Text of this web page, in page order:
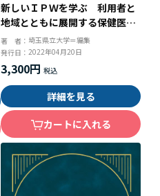
新しいＩＰＷを学ぶ 利用者と
地域とともに展開する保健医療
福祉連携
著 者： 埼玉県立大学＝編集
発行日： 2022年04月20日
3,300円
詳細を見る
カートに入れる